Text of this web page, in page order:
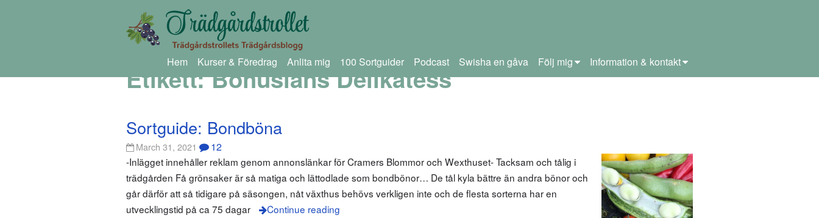
Hem Kurser & Föredrag Anlita mig 100 Sortguider Podcast Swisha en gåva Följ mig Information & kontakt
Etikett:Bohusläns Delikatess
Sortguide: Bondböna
March 31, 2021 12
-Inlägget innehåller reklam genom annonslänkar för Cramers Blommor och Wexthuset- Tacksam och tålig i
trädgården Få grönsaker är så matiga och lättodlade som bondbönor… De tål kyla bättre än andra bönor och
går därför att så tidigare på säsongen, nåt växthus behövs verkligen inte och de flesta sorterna har en
utvecklingstid på ca 75 dagar
Continue reading